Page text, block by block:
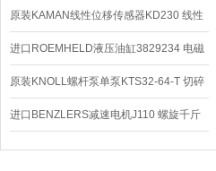
K21R80G4马达
原装KAMAN线性位移传感器KD230 线性
编码器
进口ROEMHELD液压油缸3829234 电磁
阀定位器
原装KNOLL螺杆泵单泵KTS32-64-T 切碎
排屑机
进口BENZLERS减速电机J110 螺旋千斤
顶BD-58